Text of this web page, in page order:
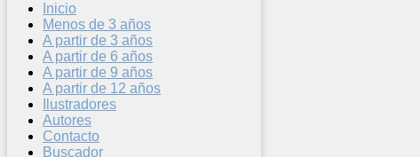
Inicio
Menos de 3 años
A partir de 3 años
A partir de 6 años
A partir de 9 años
A partir de 12 años
Ilustradores
Autores
Contacto
Buscador